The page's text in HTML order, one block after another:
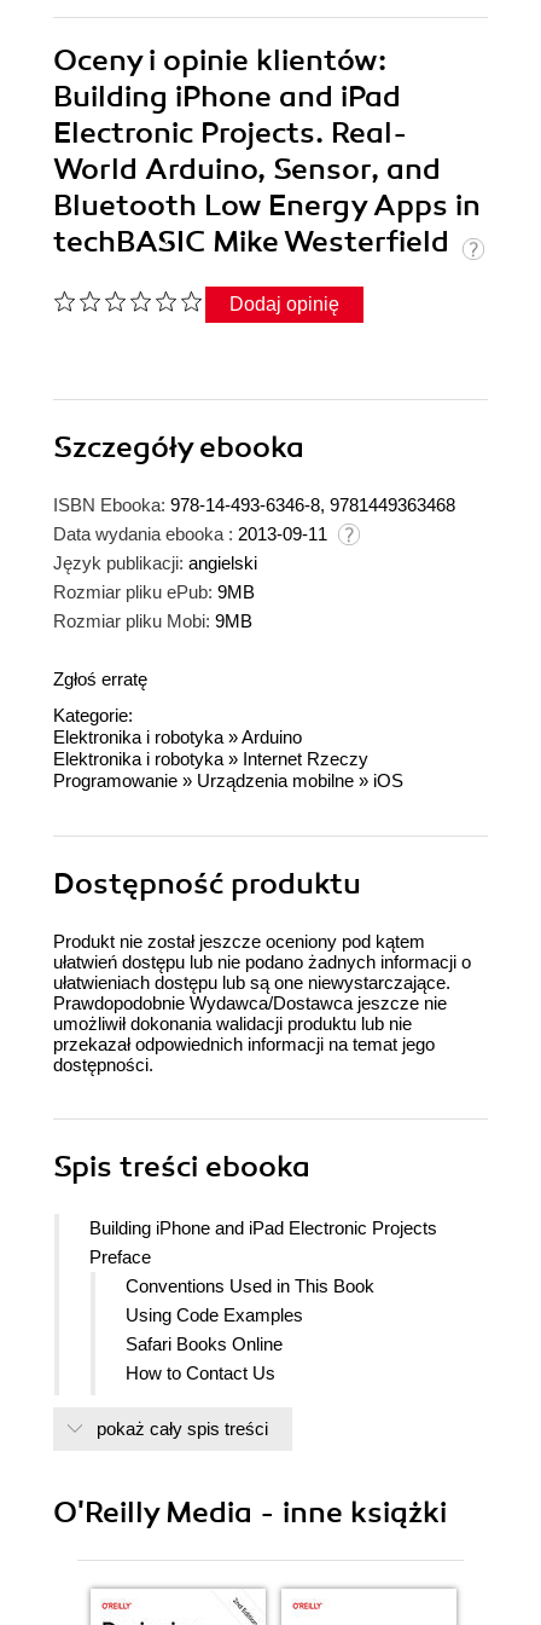
Oceny i opinie klientów:
Building iPhone and iPad
Electronic Projects. Real-
World Arduino, Sensor, and
Bluetooth Low Energy Apps in
techBASIC Mike Westerfield
Dodaj opinię
Szczegółyebooka
ISBN Ebooka: 978-14-493-6346-8, 9781449363468
Data wydania ebooka : 2013-09-11
Język publikacji: angielski
Rozmiar pliku ePub: 9MB
Rozmiar pliku Mobi: 9MB
Zgłoś erratę
Kategorie:
Elektronika i robotyka »Arduino
Elektronika i robotyka » Internet Rzeczy
Programowanie » Urządzenia mobilne » iOS
Dostępność produktu
Produkt nie został jeszcze oceniony pod kątem
ułatwień dostępu lub nie podano żadnych informacji o
ułatwieniach dostępu lub są one niewystarczające.
Prawdopodobnie Wydawca/Dostawca jeszcze nie
umożliwił dokonania walidacji produktu lub nie
przekazał odpowiednich informacji na temat jego
dostępności.
Spis treści ebooka
Building iPhone and iPad Electronic Projects
Preface
Conventions Used in This Book
Using Code Examples
Safari Books Online
How to Contact Us
Credits
Your Own Tricorder
Running Your First Program
pokaż cały spis treści
O'Reilly Media - inne książki